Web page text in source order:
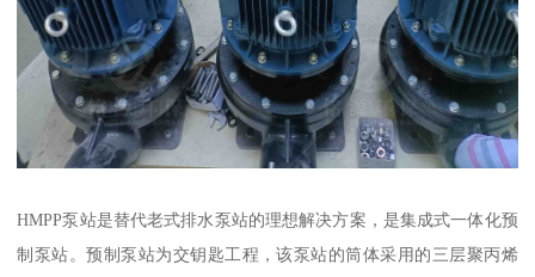
HMPP泵站是替代老式排水泵站的理想解决方案，是集成式一体化预
制泵站。预制泵站为交钥匙工程，该泵站的筒体采用的三层聚丙烯